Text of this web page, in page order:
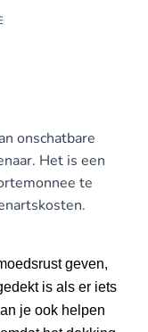
onschatbare
Het is een
te
geven,
is als er iets
je ook helpen